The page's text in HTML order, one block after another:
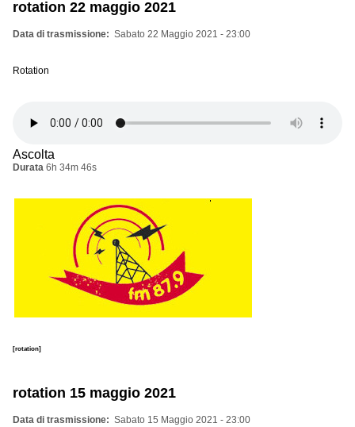
rotation 22 maggio 2021
Data di trasmissione Sabato 22 Maggio 2021 - 23:00
Rotation
Ascolta
Durata 6h 34m 46s
[rotation]
rotation 15 maggio 2021
Data di trasmissione Sabato 15 Maggio 2021 - 23:00